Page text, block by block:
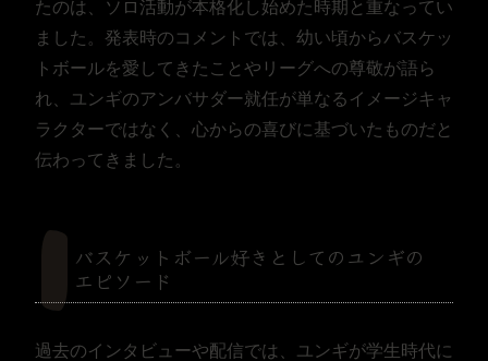
たのは、ソロ活動が本格化し始めた時期と重なってい
ました。発表時のコメントでは、幼い頃からバスケッ
トボールを愛してきたことやリーグへの尊敬が語ら
れ、ユンギのアンバサダー就任が単なるイメージキャ
ラクターではなく、心からの喜びに基づいたものだと
伝わってきました。
バスケットボール好きとしてのユンギの
エピソード
過去のインタビューや配信では、ユンギが学生時代に